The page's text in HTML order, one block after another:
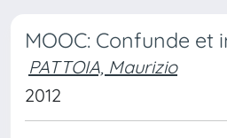
MOOC: Confunde et
PATTOIA, Maurizio
2012